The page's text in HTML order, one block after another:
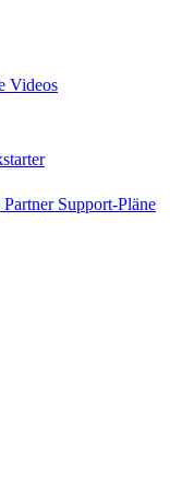
Videos
Partner Support-Pläne